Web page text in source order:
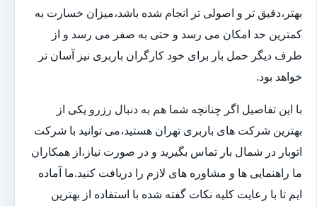
بهتر،دقیق تر و اصولی تر انجام شده باشد،میزان خسارت به
کمترین حد امکان می رسد و حتی به صفر می رسد و از
طرف دیگر حمل بار برای خود کارگران باربری نیز آسان تر
خواهد بود.
با این تفاصیل اگر چنانچه شما هم به دنبال رزرو یکی از
بهترین شرکت های باربری تهران هستید،می توانید با شرکت
اتوبار در شمال بار تماس بگیرید و در صورت نیاز،از همکاران
ما راهنمایی ها و مشاوره های لازم را دریافت کنید.ما آماده
ایم تا با رعایت کلیه نکات گفته شده با استفاده از بهترین